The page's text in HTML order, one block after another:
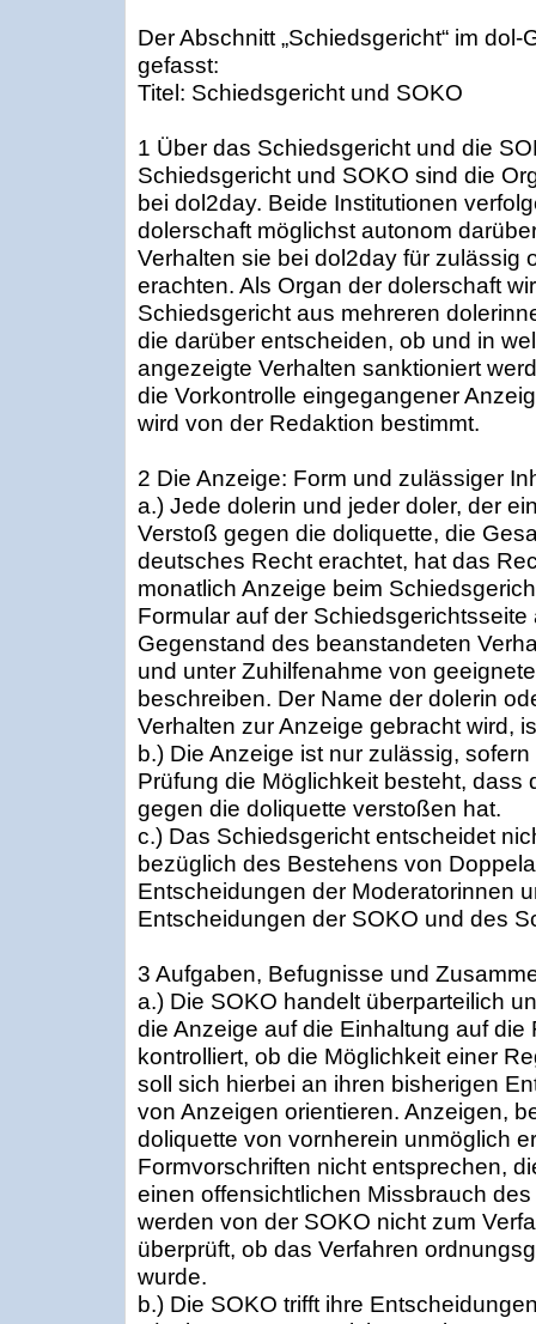
Der Abschnitt „Schiedsgericht“ im
gefasst:
Titel: Schiedsgericht und SOKO
1 Über das Schiedsgericht und die
Schiedsgericht und SOKO sind die
bei dol2day. Beide Institutionen
dolerschaft möglichst autonom
Verhalten sie bei dol2day für zulässig
erachten. Als Organ der dolerschaft
Schiedsgericht aus mehreren
die darüber entscheiden, ob und in
angezeigte Verhalten sanktioniert
die Vorkontrolle eingegangener
wird von der Redaktion bestimmt.
2 Die Anzeige: Form und zulässiger
a.) Jede dolerin und jeder doler, der
Verstoß gegen die doliquette, die
deutsches Recht erachtet, hat das
monatlich Anzeige beim
Formular auf der
Gegenstand des beanstandeten
und unter Zuhilfenahme von
beschreiben. Der Name der dolerin
Verhalten zur Anzeige gebracht wird,
b.) Die Anzeige ist nur zulässig,
Prüfung die Möglichkeit besteht, dass
gegen die doliquette verstoßen hat.
c.) Das Schiedsgericht entscheidet
bezüglich des Bestehens von
Entscheidungen der Moderatorinnen
Entscheidungen der SOKO und des
3 Aufgaben, Befugnisse und
a.) Die SOKO handelt überparteilich
die Anzeige auf die Einhaltung auf die
kontrolliert, ob die Möglichkeit einer
soll sich hierbei an ihren bisherigen
von Anzeigen orientieren. Anzeigen,
doliquette von vornherein unmöglich
Formvorschriften nicht entsprechen,
einen offensichtlichen Missbrauch
werden von der SOKO nicht zum
überprüft, ob das Verfahren
wurde.
b.) Die SOKO trifft ihre